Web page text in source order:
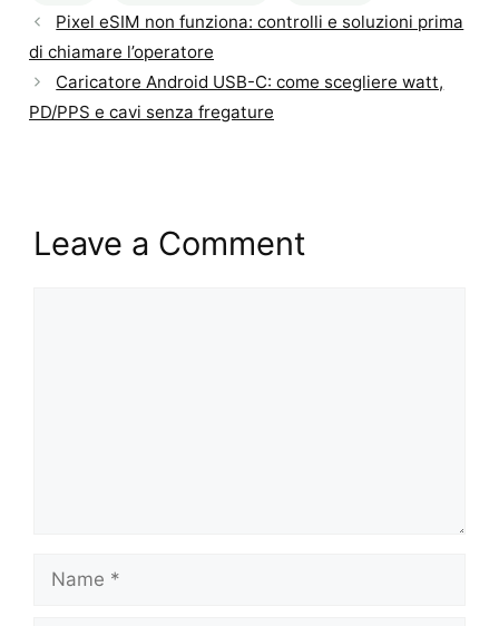
Pixel eSIM non funziona: controlli e soluzioni prima
di chiamare l’operatore
Caricatore Android USB-C: come scegliere watt,
PD/PPS e cavi senza fregature
Leave a Comment
Name